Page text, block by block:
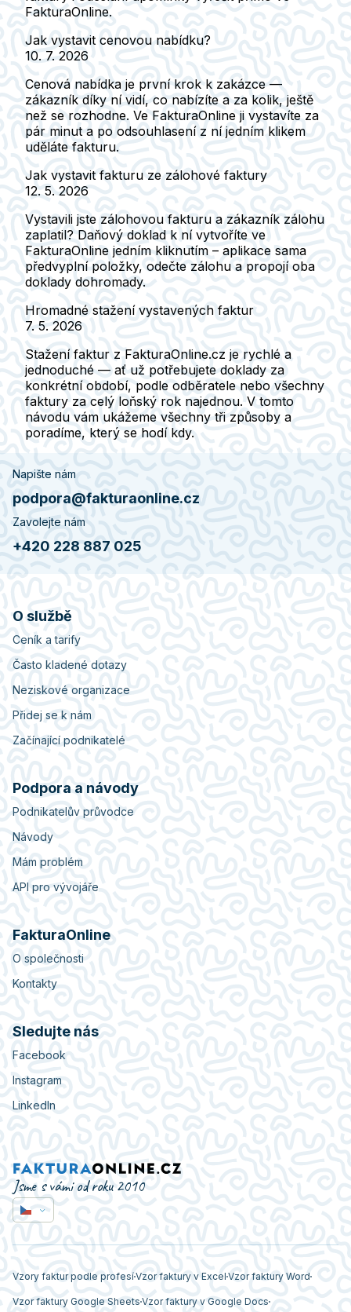
FakturaOnline.
Jak vystavit cenovou nabídku?
10. 7. 2026
Cenová nabídka je první krok k zakázce —
zákazník díky ní vidí, co nabízíte a za kolik, ještě
než se rozhodne. Ve FakturaOnline ji vystavíte za
pár minut a po odsouhlasení z ní jedním klikem
uděláte fakturu.
Jak vystavit fakturu ze zálohové faktury
12. 5. 2026
Vystavili jste zálohovou fakturu a zákazník zálohu
zaplatil? Daňový doklad k ní vytvoříte ve
FakturaOnline jedním kliknutím – aplikace sama
předvyplní položky, odečte zálohu a propojí oba
doklady dohromady.
Hromadné stažení vystavených faktur
7. 5. 2026
Stažení faktur z FakturaOnline.cz je rychlé a
jednoduché — ať už potřebujete doklady za
konkrétní období, podle odběratele nebo všechny
faktury za celý loňský rok najednou. V tomto
návodu vám ukážeme všechny tři způsoby a
poradíme, který se hodí kdy.
Napište nám
podpora@fakturaonline.cz
Zavolejte nám
+420 228 887 025
O službě
Ceník a tarify
Často kladené dotazy
Neziskové organizace
Přidej se k nám
Začínající podnikatelé
Podpora a návody
Podnikatelův průvodce
Návody
Mám problém
API pro vývojáře
FakturaOnline
O společnosti
Kontakty
Sledujte nás
Facebook
Instagram
LinkedIn
Jsme s vámi od roku 2010
Vzory faktur podle profesíVzor faktury v Excel Vzor faktury Word
Vzor faktury Google Sheets Vzor faktury v Google Docs